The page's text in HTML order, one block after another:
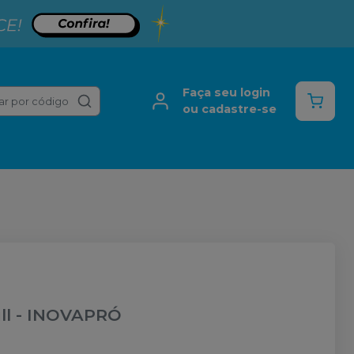
por código
Faça seu login
ou cadastre-se
- INOVAPRÓ